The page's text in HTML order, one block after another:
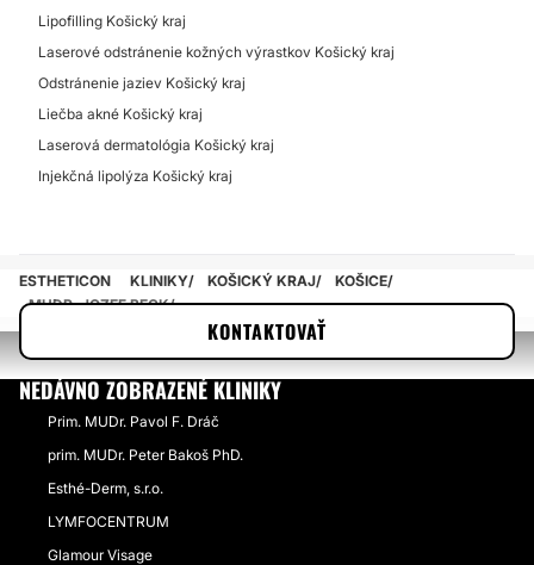
FLEBOLÓGIA
Laserové odstránenie rozšírených žiliek
Sklerotizácia
Liečba kŕčových žíl varixov
Lipofilling Košický kraj
Laserové odstránenie kožných výrastkov Košický kraj
Odstránenie jaziev Košický kraj
Liečba akné Košický kraj
Laserová dermatológia Košický kraj
Injekčná lipolýza Košický kraj
KONTAKTOVAŤ
ESTHETICON KLINIKY KOŠICKÝ KRAJ
KOŠICE
MUDR. JOZEF BECK
NEDÁVNO ZOBRAZENÉ KLINIKY
Prim. MUDr. Pavol F. Dráč
prim. MUDr. Peter Bakoš PhD.
Esthé-Derm, s.r.o.
LYMFOCENTRUM
Glamour Visage